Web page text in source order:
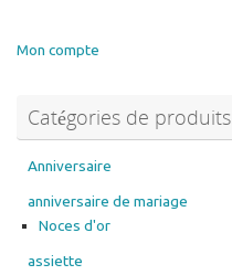
Mon compte
Catégories de produits
Anniversaire
anniversaire de mariage
Noces d'or
assiette